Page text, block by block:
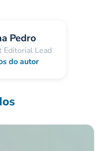
Pedro
Editorial Lead
do autor